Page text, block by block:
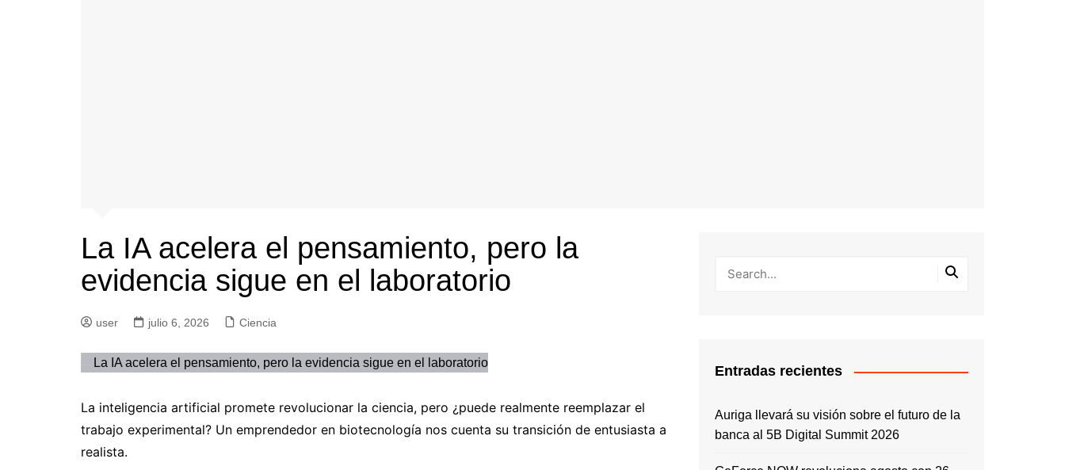
La IA acelera el pensamiento, pero la
evidencia sigue en el laboratorio
user julio 6, 2026 Ciencia
La inteligencia artificial promete revolucionar la ciencia, pero ¿puede realmente reemplazar el
trabajo experimental? Un emprendedor en biotecnología nos cuenta su transición de entusiasta a
realista.
Entradas recientes
Auriga llevará su visión sobre el futuro de la
banca al 5B Digital Summit 2026